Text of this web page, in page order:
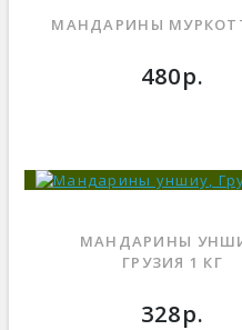
МАНДАРИНЫ
480р.
МАНДАРИНЫ
ГРУЗИЯ 1 КГ
328р.